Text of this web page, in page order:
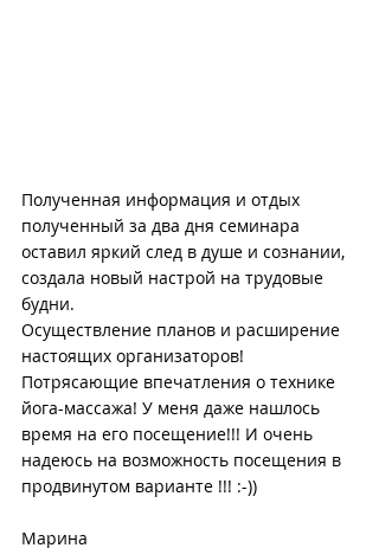
Полученная информация и отдых
полученный за два дня семинара
оставил яркий след в душе и сознании,
создала новый настрой на трудовые
будни.
Осуществление планов и расширение
настоящих организаторов!
Потрясающие впечатления о технике
йога-массажа! У меня даже нашлось
время на его посещение!!! И очень
надеюсь на возможность посещения в
продвинутом варианте !!! :-))
Марина